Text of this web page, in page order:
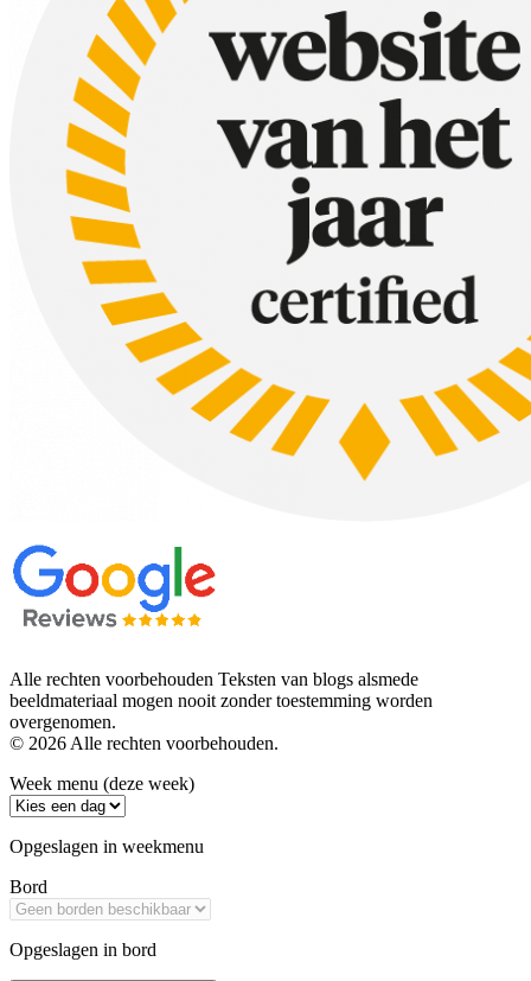
Alle rechten voorbehouden Teksten van blogs alsmede
beeldmateriaal mogen nooit zonder toestemming worden
overgenomen.
© 2026 Alle rechten voorbehouden.
Week menu (deze week)
Opgeslagen in weekmenu
Bord
Opgeslagen in bord